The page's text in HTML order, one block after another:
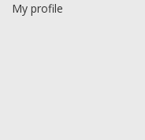
My profile